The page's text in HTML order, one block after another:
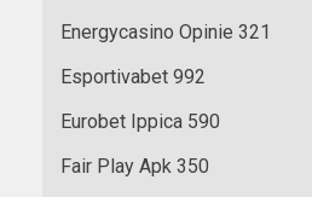
Energycasino Opinie 321
Esportivabet 992
Eurobet Ippica 590
Fair Play Apk 350